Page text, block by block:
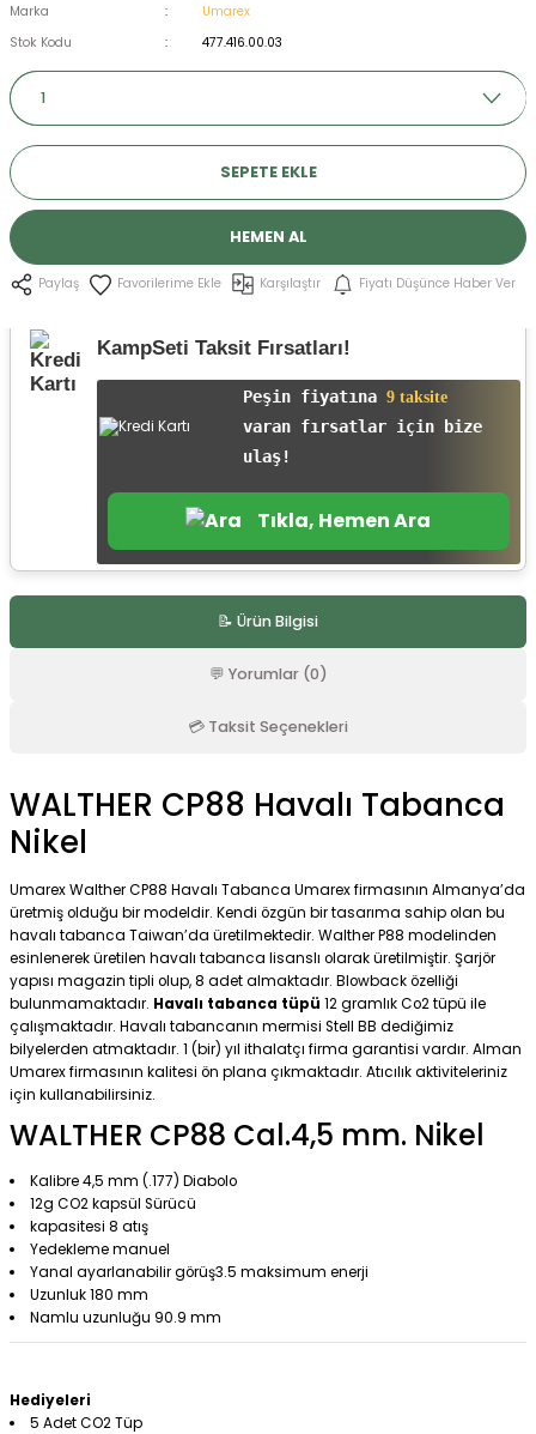
Marka
Umarex
Stok Kodu
477.416.00.03
SEPETE EKLE
HEMEN AL
Paylaş Karşılaştır Fiyatı Düşünce Haber Ver
KampSeti Taksit Fırsatları!
Peşin fiyatına 9 taksite
varan fırsatlar için bize
ulaş!
Tıkla, Hemen Ara
📝 Ürün Bilgisi
💬 Yorumlar (0)
💳 Taksit Seçenekleri
WALTHER CP88 Havalı Tabanca
Nikel
Umarex Walther CP88 Havalı Tabanca Umarex firmasının Almanya’da
üretmiş olduğu bir modeldir. Kendi özgün bir tasarıma sahip olan bu
havalı tabanca Taiwan’da üretilmektedir. Walther P88 modelinden
esinlenerek üretilen havalı tabanca lisanslı olarak üretilmiştir. Şarjör
yapısı magazin tipli olup, 8 adet almaktadır. Blowback özelliği
bulunmamaktadır. Havalı tabanca tüpü 12 gramlık Co2 tüpü ile
çalışmaktadır. Havalı tabancanın mermisi Stell BB dediğimiz
bilyelerden atmaktadır. 1 (bir) yıl ithalatçı firma garantisi vardır. Alman
Umarex firmasının kalitesi ön plana çıkmaktadır. Atıcılık aktiviteleriniz
için kullanabilirsiniz.
WALTHER CP88 Cal.4,5 mm. Nikel
Kalibre 4,5 mm (.177) Diabolo
12g CO2 kapsül Sürücü
kapasitesi 8 atış
Yedekleme manuel
Yanal ayarlanabilir görüş3.5 maksimum enerji
Uzunluk 180 mm
Namlu uzunluğu 90.9 mm
Hediyeleri
5 Adet CO2 Tüp